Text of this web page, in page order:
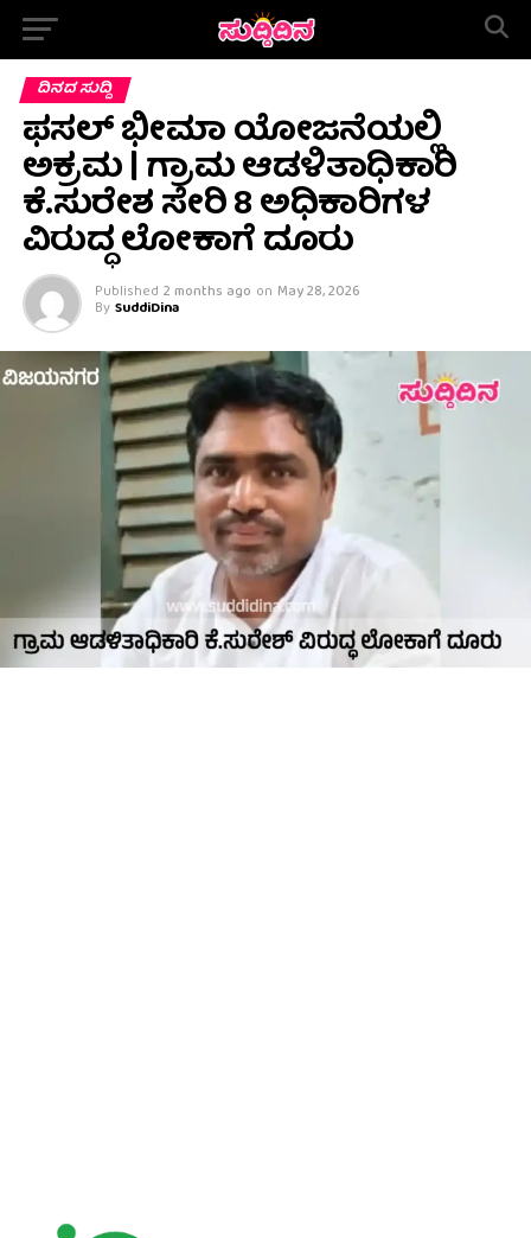
ದಿನದ ಸುದ್ದಿ
ಫಸಲ್ ಭೀಮಾ ಯೋಜನೆಯಲ್ಲಿ
ಅಕ್ರಮ | ಗ್ರಾಮ ಆಡಳಿತಾಧಿಕಾರಿ
ಕೆ.ಸುರೇಶ ಸೇರಿ 8 ಅಧಿಕಾರಿಗಳ
ವಿರುದ್ಧ ಲೋಕಾಗೆ ದೂರು
Published 2 months ago on May 28, 2026
By SuddiDina